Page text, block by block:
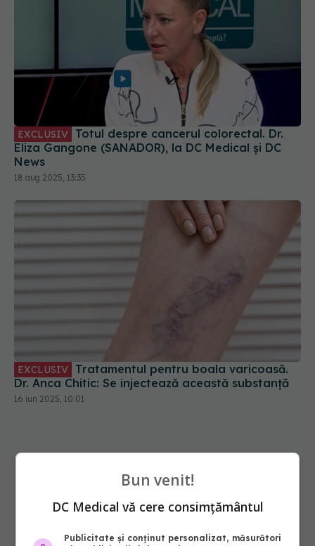
EXCLUSIV
Eliza Gangone (SANADOR), la DC Medical și DC
News
18 aug 2025, 13:35
EXCLUSIV
Dr. Anca Chitic: Se injectează această substanță
16 iun 2025, 10:01
Bun venit!
DC Medical vă cere consimțământul
Publicitate și conținut personalizat, măsurători